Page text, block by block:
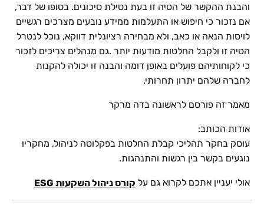
והבנת ההקשר של הטיה זו בעת נטילת סיכונים. בסופו של דבר,
אם נזכור כי חיפוש או התעלמות ממידע נובעים מצרכים רגשיים
לויסות הנאה או כאב, ולא מבחירה רציונלית דווקא, נוכל לנטרל
הטיה זו ולקבל החלטות מודעות יותר .גם מנהלים צריכים לזכור
כי לקוחותיהם פועלים באופן דומה והבנה זו יכולה להקנות
לחברה שלהם יתרון תחרותי.
מאמר זה פורסם לראשונה בדה מרקר
אודות הכותב:
עוסק בחקר תהליכי קבלת החלטות בפקלוטה לניהול, מחקריו
נוגעים בקשר בין רגשות והתנהגות.
אולי יעניין אתכם לקרוא גם על קורס ניהול השקעות ESG